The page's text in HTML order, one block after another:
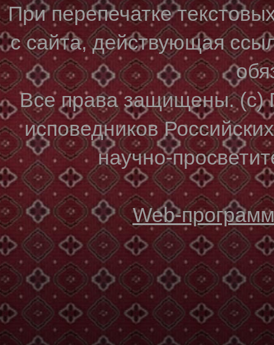
При перепечатке
с сайта, действующая
Все права защищены. (с)
исповедников
научно-
Web-